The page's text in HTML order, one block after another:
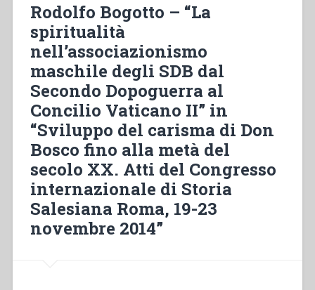
L’istituto
salesiano
”
Villa
Sora”
di
Frascati
(1990-
1950)”
Rodolfo Bogotto – “La
spiritualità
nell’associazionismo
maschile degli SDB dal
Secondo Dopoguerra al
Concilio Vaticano II” in
“Sviluppo del carisma di Don
Bosco fino alla metà del
secolo XX. Atti del Congresso
internazionale di Storia
Salesiana Roma, 19-23
novembre 2014”